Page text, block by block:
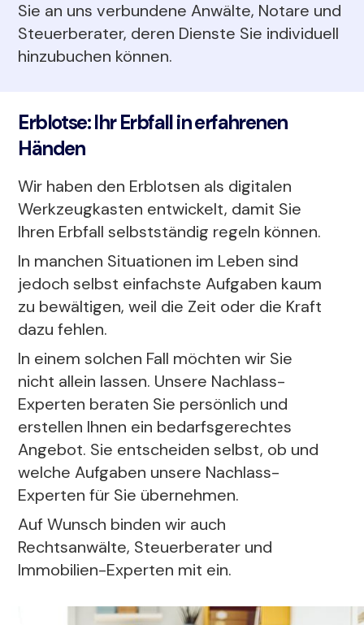
Sie an uns verbundene Anwälte, Notare und
Steuerberater, deren Dienste Sie individuell
hinzubuchen können.
Erblotse: Ihr Erbfall in erfahrenen
Händen
Wir haben den Erblotsen als digitalen
Werkzeugkasten entwickelt, damit Sie
Ihren Erbfall selbstständig regeln können.
In manchen Situationen im Leben sind
jedoch selbst einfachste Aufgaben kaum
zu bewältigen, weil die Zeit oder die Kraft
dazu fehlen.
In einem solchen Fall möchten wir Sie
nicht allein lassen. Unsere Nachlass-
Experten beraten Sie persönlich und
erstellen Ihnen ein bedarfsgerechtes
Angebot. Sie entscheiden selbst, ob und
welche Aufgaben unsere Nachlass-
Experten für Sie übernehmen.
Auf Wunsch binden wir auch
Rechtsanwälte, Steuerberater und
Immobilien-Experten mit ein.